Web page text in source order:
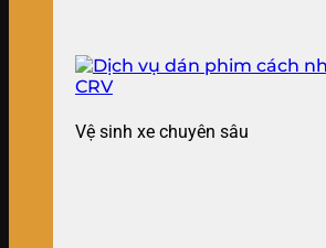
Vệ sinh xe chuyên sâu